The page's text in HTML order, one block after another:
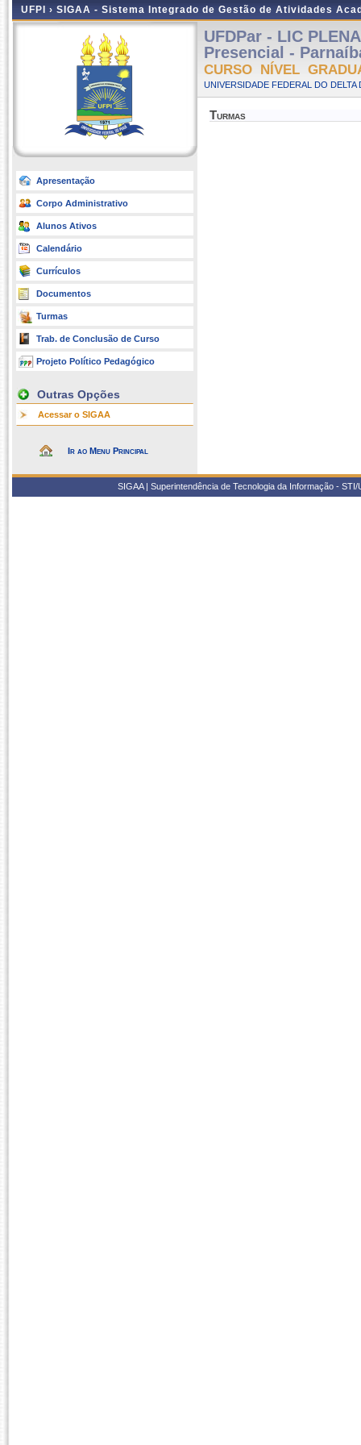
UFPI › SIGAA - Sistema Integrado de Gestão de Atividades
Apresentação
Corpo Administrativo
Alunos Ativos
Calendário
Currículos
Documentos
Turmas
Trab. de Conclusão de Curso
Projeto Político Pedagógico
Outras Opções
Acessar o SIGAA
Ir ao Menu Principal
UFDPar - LIC
Presencial -
CURSO NÍVEL
UNIVERSIDADE FEDERAL DO DELTA
Turmas
SIGAA | Superintendência de Tecnologia da Informação -